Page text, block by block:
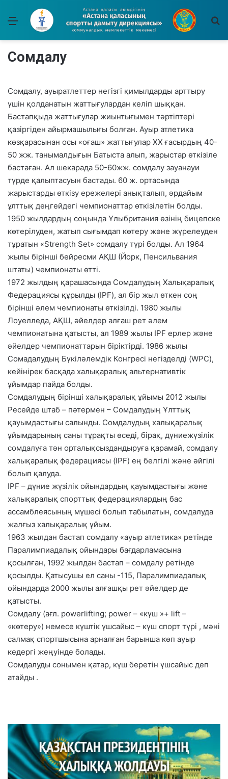
Мәзір
Сомдалу
Сомдалу, ауыратлеттер негізгі қимылдарды арттыру
үшін қолданатын жаттығулардан келіп шыққан.
Бастапқыда жаттығулар жиынтығымен тәртіптері
қазіргіден айырмашылығы болған. Ауыр атлетика
көзқарасынан осы «оғаш» жаттығулар ХХ ғасырдың 40-
50 жж. танымалдығын Батыста алып, жарыстар өткізіле
бастаған. Ал шекарада 50-60жж. сомдалу зауанауи
түрде қалыптасуын бастады. 60 ж. ортасында
жарыстарды өткізу ережелері анықталып, әрдайым
ұлттық деңгейдегі чемпионаттар өткізілетін болды.
1950 жылдардың соңында Ұлыбритания өзінің бицепске
көтерілуден, жатып сығымдап көтеру және жүрелеуден
тұратын «Strength Set» сомдалу түрі болды. Ал 1964
жылы бірінші бейресми АҚШ (Йорк, Пенсильвания
штаты) чемпионаты өтті.
1972 жылдың қарашасында Сомдалудың Халықаралық
Федерациясы құрылды (IPF), ал бір жыл өткен соң
бірінші әлем чемпионаты өткізілді. 1980 жылы
Лоуелледа, АҚШ, әйелдер алғаш рет әлем
чемпионатына қатысты, ал 1989 жылы IPF ерлер және
әйелдер чемпионаттарын біріктірді. 1986 жылы
Сомадалудың Бүкіләлемдік Конгресі негізделді (WPC),
кейінірек басқада халықаралық альтернативтік
ұйымдар пайда болды.
Сомдалудың бірінші халықаралық ұйымы 2012 жылы
Ресейде штаб – пәтермен – Сомдалудың Ұлттық
қауымдастығы салынды. Сомдалудың халықаралық
ұйымдарының саны тұрақты өседі, бірақ, дүниежүзілік
сомдалуға тән орталықсыздандыруға қарамай, сомдалу
халықаралық федерациясы (IPF) ең белгілі және әйгілі
болып қалуда.
IPF – дүние жүзілік ойындардың қауымдастығы және
халықаралық спорттық федерациялардың бас
ассамблеясының мүшесі болып табылатын, сомдалуда
жалғыз халықаралық ұйым.
1963 жылдан бастап сомдалу «ауыр атлетика» ретінде
Паралимпиадалық ойындары бағдарламасына
қосылған, 1992 жылдан бастап – сомдалу ретінде
қосылды. Қатысушы ел саны -115, Паралимпиадалық
ойындарда 2000 жылы алғашқы рет әйелдер де
қатысты.
Сомдалу (ағл. powerlifting; power – «күш »+ lift –
«көтеру») немесе күштік үшсайыс – күш спорт түрі , мәні
салмақ спортшысына арналған барынша көп ауыр
кедергі жеңуінде болады.
Сомдалуды сонымен қатар, күш беретін үшсайыс деп
атайды .